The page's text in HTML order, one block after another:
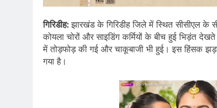
गिरिडीह:झारखंड के गिरिडीह जिले में स्थित सीसीएल के
कोयला चोरों और साइडिंग कर्मियों के बीच हुई भिड़ंत
में तोड़फोड़ की गई और चाकूबाजी भी हुई। इस हिंसक
गया है।